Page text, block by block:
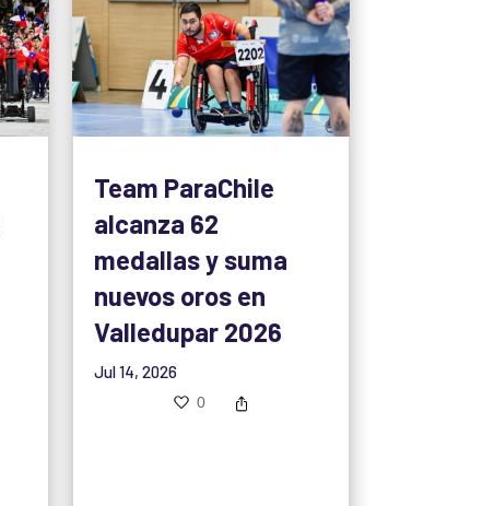
Team ParaChile
alcanza 62
medallas y suma
nuevos oros en
Valledupar 2026
Jul 14, 2026
0